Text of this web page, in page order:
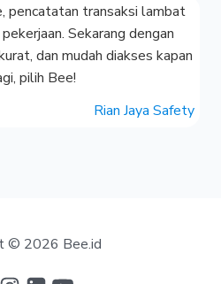
pencatatan transaksi lambat
Sekarang dengan
dan mudah diakses kapan
pilih Bee!
Rian Jaya Safety
© 2026 Bee.id